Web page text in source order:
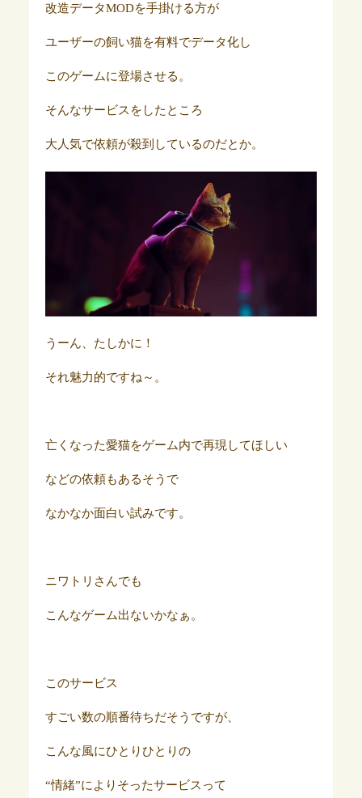
改造データMODを手掛ける方が
ユーザーの飼い猫を有料でデータ化し
このゲームに登場させる。
そんなサービスをしたところ
大人気で依頼が殺到しているのだとか。
うーん、たしかに！
それ魅力的ですね～。
亡くなった愛猫をゲーム内で再現してほしい
などの依頼もあるそうで
なかなか面白い試みです。
ニワトリさんでも
こんなゲーム出ないかなぁ。
このサービス
すごい数の順番待ちだそうですが、
こんな風にひとりひとりの
“情緒”によりそったサービスって